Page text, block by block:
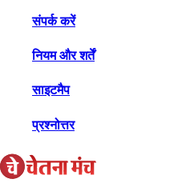
संपर्क करें
नियम और शर्तें
साइटमैप
प्रश्नोत्तर